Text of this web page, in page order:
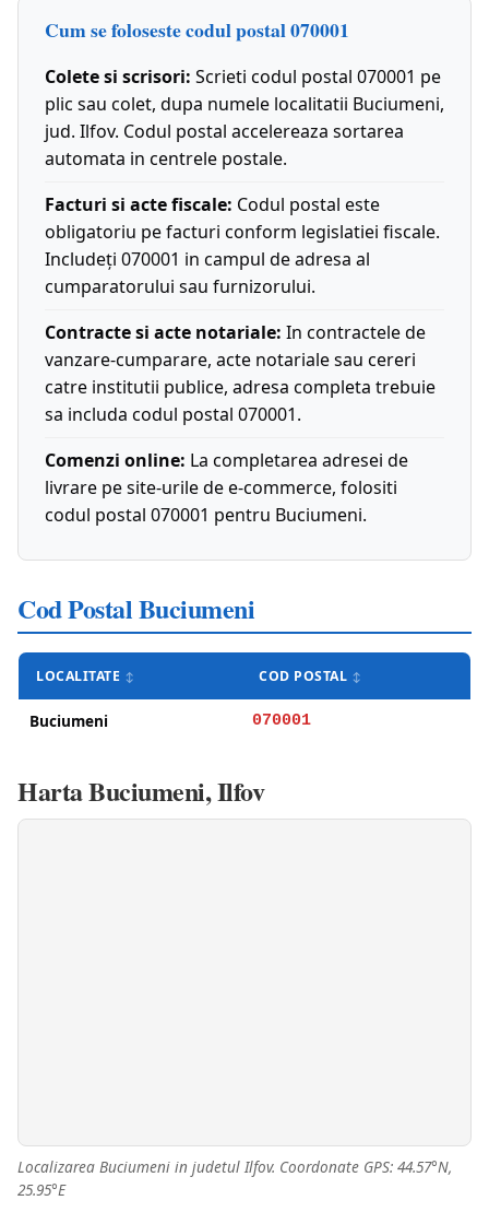
Cum se foloseste codul postal 070001
Colete si scrisori: Scrieti codul postal 070001 pe
plic sau colet, dupa numele localitatii Buciumeni,
jud. Ilfov. Codul postal accelereaza sortarea
automata in centrele postale.
Facturi si acte fiscale: Codul postal este
obligatoriu pe facturi conform legislatiei fiscale.
Includeți 070001 in campul de adresa al
cumparatorului sau furnizorului.
Contracte si acte notariale: In contractele de
vanzare-cumparare, acte notariale sau cereri
catre institutii publice, adresa completa trebuie
sa includa codul postal 070001.
Comenzi online: La completarea adresei de
livrare pe site-urile de e-commerce, folositi
codul postal 070001 pentru Buciumeni.
Cod Postal Buciumeni
LOCALITATE COD POSTAL
Buciumeni 070001
Harta Buciumeni, Ilfov
Localizarea Buciumeni in judetul Ilfov. Coordonate GPS: 44.57°N,
25.95°E